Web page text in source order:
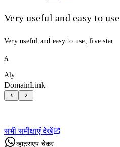
Very useful and easy to use
Very useful and easy to use, five star
A
Aly
DomainLink
सभी समीक्षाएं देखें
व्हाट्सएप चेकर